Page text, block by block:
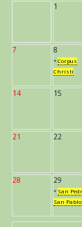
1
7 8
* Corpus
Christi
14 15
21 22
28 29
* San
San Pablo